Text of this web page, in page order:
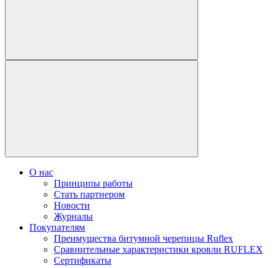
О нас
Принципы работы
Стать партнером
Новости
Журналы
Покупателям
Преимущества битумной черепицы Ruflex
Сравнительные характеристики кровли RUFLEX
Сертификаты